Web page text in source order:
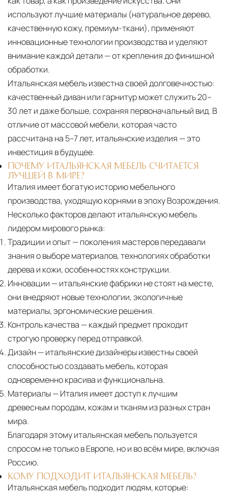
используют лучшие материалы (натуральное дерево,
качественную кожу, премиум-ткани), применяют
инновационные технологии производства и уделяют
внимание каждой детали — от крепления до финишной
обработки.
Итальянская мебель известна своей долговечностью:
качественный диван или гарнитур может служить 20–
30 лет и даже больше, сохраняя первоначальный вид. В
отличие от массовой мебели, которая часто
рассчитана на 5–7 лет, итальянские изделия — это
инвестиция в будущее.
ПОЧЕМУ ИТАЛЬЯНСКАЯ МЕБЕЛЬ СЧИТАЕТСЯ
ЛУЧШЕЙ В МИРЕ?
Италия имеет богатую историю мебельного
производства, уходящую корнями в эпоху Возрождения.
Несколько факторов делают итальянскую мебель
лидером мирового рынка:
Традиции и опыт— поколения мастеров передавали
знания о выборе материалов, технологиях обработки
дерева и кожи, особенностях конструкции.
Инновации — итальянские фабрики не стоят на месте,
они внедряют новые технологии, экологичные
материалы, эргономические решения.
Контроль качества — каждый предмет проходит
строгую проверку перед отправкой.
Дизайн— итальянские дизайнеры известны своей
способностью создавать мебель, которая
одновременно красива и функциональна.
Материалы— Италия имеет доступ к лучшим
древесным породам, кожам и тканям из разных стран
мира.
Благодаря этому итальянская мебель пользуется
спросом не только в Европе, но и во всём мире, включая
Россию.
КОМУ ПОДХОДИТ ИТАЛЬЯНСКАЯ МЕБЕЛЬ?
Итальянская мебель подходит людям, которые: